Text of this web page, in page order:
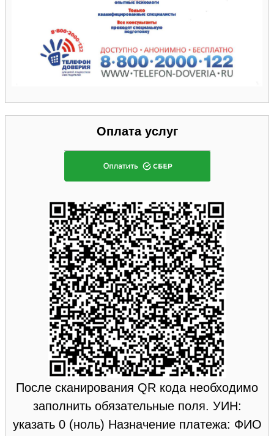
Оплата услуг
После сканирования QR кода необходимо
заполнить обязательные поля. УИН:
указать 0 (ноль) Назначение платежа: ФИО